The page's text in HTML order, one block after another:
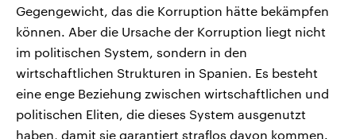
Gegengewicht, das die Korruption hätte bekämpfen
können. Aber die Ursache der Korruption liegt nicht
im politischen System, sondern in den
wirtschaftlichen Strukturen in Spanien. Es besteht
eine enge Beziehung zwischen wirtschaftlichen und
politischen Eliten, die dieses System ausgenutzt
haben, damit sie garantiert straflos davon kommen.